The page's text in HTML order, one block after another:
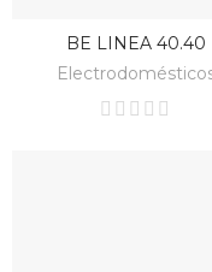
BAJO PEDIDO
BE LINEA 40.40